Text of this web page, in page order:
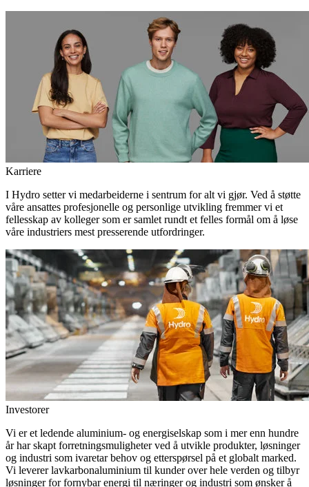
Karriere
I Hydro setter vi medarbeiderne i sentrum for alt vi gjør. Ved å støtte
våre ansattes profesjonelle og personlige utvikling fremmer vi et
fellesskap av kolleger som er samlet rundt et felles formål om å løse
våre industriers mest presserende utfordringer.
Investorer
Vi er et ledende aluminium- og energiselskap som i mer enn hundre
år har skapt forretningsmuligheter ved å utvikle produkter, løsninger
og industri som ivaretar behov og etterspørsel på et globalt marked.
Vi leverer lavkarbonaluminium til kunder over hele verden og tilbyr
løsninger for fornybar energi til næringer og industri som ønsker å